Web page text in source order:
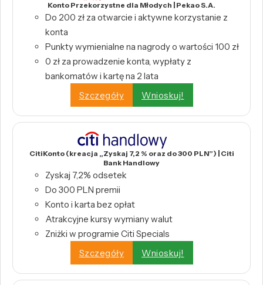
Konto Przekorzystne dla Młodych | Pekao S.A.
Do 200 zł za otwarcie i aktywne korzystanie z
konta
Punkty wymienialne na nagrody o wartości 100 zł
0 zł za prowadzenie konta, wypłaty z
bankomatów i kartę na 2 lata
Szczegóły
Wnioskuj!
CitiKonto (kreacja „Zyskaj 7,2 % oraz do 300 PLN”) | Citi
Bank Handlowy
Zyskaj 7,2% odsetek
Do 300 PLN premii
Konto i karta bez opłat
Atrakcyjne kursy wymiany walut
Zniżki w programie Citi Specials
Szczegóły
Wnioskuj!